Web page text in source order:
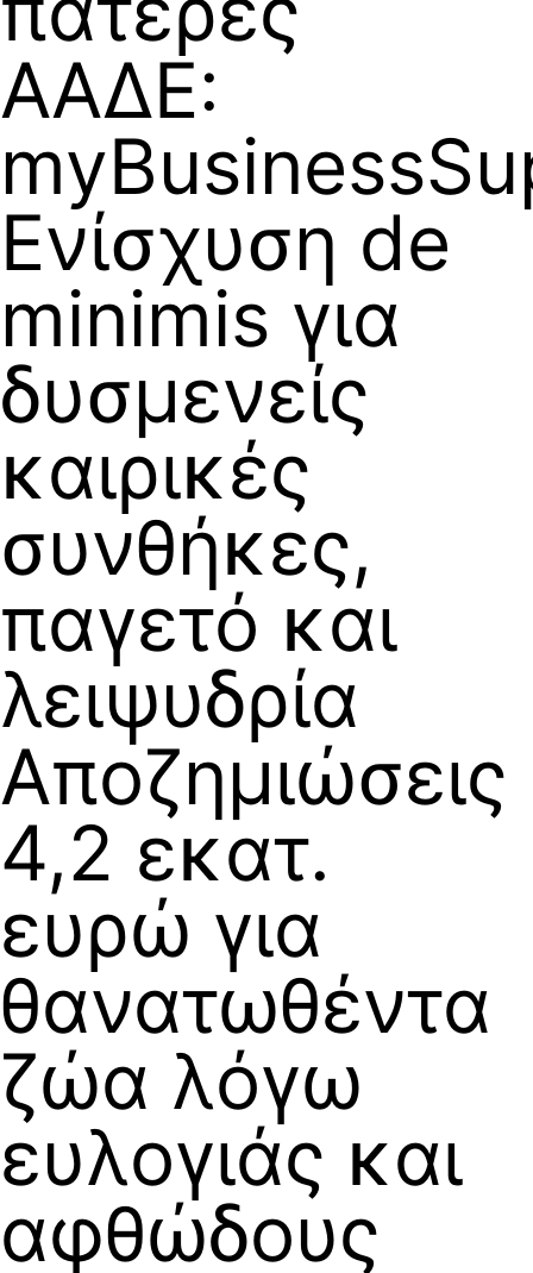
ΑΑΔΕ:
Ενίσχυση de
minimis για
δυσμενείς
καιρικές
συνθήκες,
παγετό και
λειψυδρία
Αποζημιώσεις
4,2 εκατ.
ευρώ για
θανατωθέντα
ζώα λόγω
ευλογιάς και
αφθώδους